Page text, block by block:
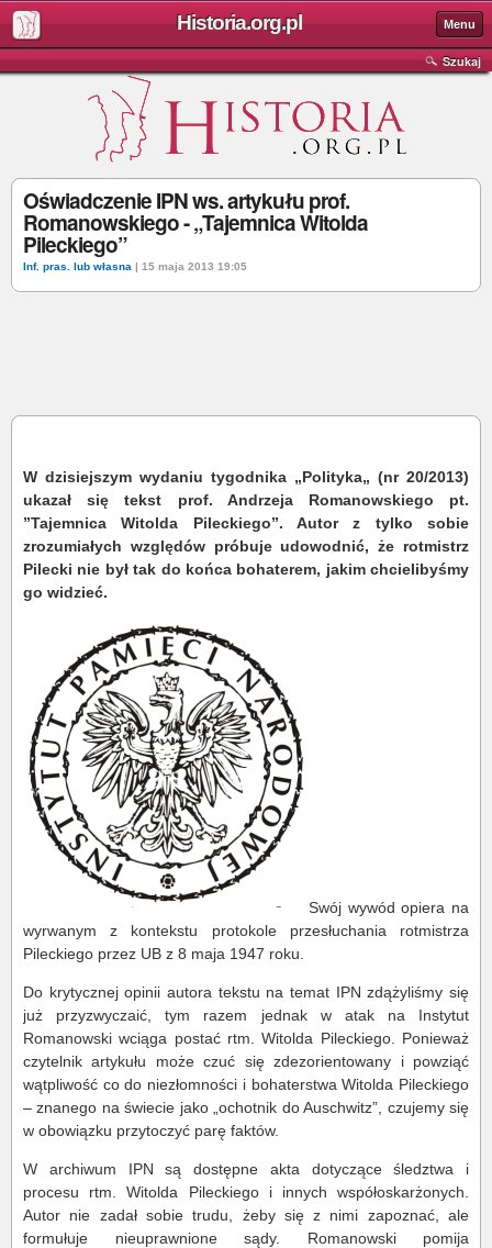
Historia.org.pl Menu
Szukaj
Oświadczenie IPN ws. artykułu prof.
Romanowskiego - „Tajemnica Witolda
Pileckiego”
Inf. pras. lub własna | 15 maja 2013 19:05
W dzisiejszym wydaniu tygodnika „Polityka„ (nr 20/2013)
ukazał się tekst prof. Andrzeja Romanowskiego pt.
”Tajemnica Witolda Pileckiego”. Autor z tylko sobie
zrozumiałych względów próbuje udowodnić, że rotmistrz
Pilecki nie był tak do końca bohaterem, jakim chcielibyśmy
go widzieć.
Swój wywód opiera na
wyrwanym z kontekstu protokole przesłuchania rotmistrza
Pileckiego przez UB z 8 maja 1947 roku.
Do krytycznej opinii autora tekstu na temat IPN zdążyliśmy się
już przyzwyczaić, tym razem jednak w atak na Instytut
Romanowski wciąga postać rtm. Witolda Pileckiego. Ponieważ
czytelnik artykułu może czuć się zdezorientowany i powziąć
wątpliwość co do niezłomności i bohaterstwa Witolda Pileckiego
– znanego na świecie jako „ochotnik do Auschwitz”, czujemy się
w obowiązku przytoczyć parę faktów.
W archiwum IPN są dostępne akta dotyczące śledztwa i
procesu rtm. Witolda Pileckiego i innych współoskarżonych.
Autor nie zadał sobie trudu, żeby się z nimi zapoznać, ale
formułuje nieuprawnione sądy. Romanowski pomija